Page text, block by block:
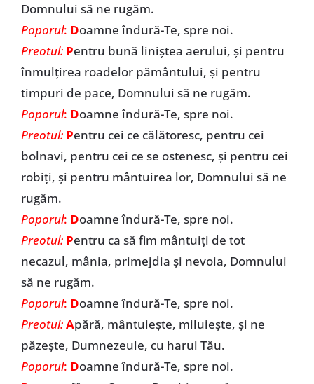
Domnului să ne rugăm.
Poporul: Doamne îndură-Te, spre noi.
Preotul: Pentru bună liniștea aerului, și pentru
înmulțirea roadelor pământului, și pentru
timpuri de pace, Domnului să ne rugăm.
Poporul: Doamne îndură-Te, spre noi.
Preotul: Pentru cei ce călătoresc, pentru cei
bolnavi, pentru cei ce se ostenesc, și pentru cei
robiți, și pentru mântuirea lor, Domnului să ne
rugăm.
Poporul: Doamne îndură-Te, spre noi.
Preotul: Pentru ca să fim mântuiți de tot
necazul, mânia, primejdia și nevoia, Domnului
să ne rugăm.
Poporul: Doamne îndură-Te, spre noi.
Preotul:Apără, mântuiește, miluiește, și ne
păzește, Dumnezeule, cu harul Tău.
Poporul: Doamne îndură-Te, spre noi.